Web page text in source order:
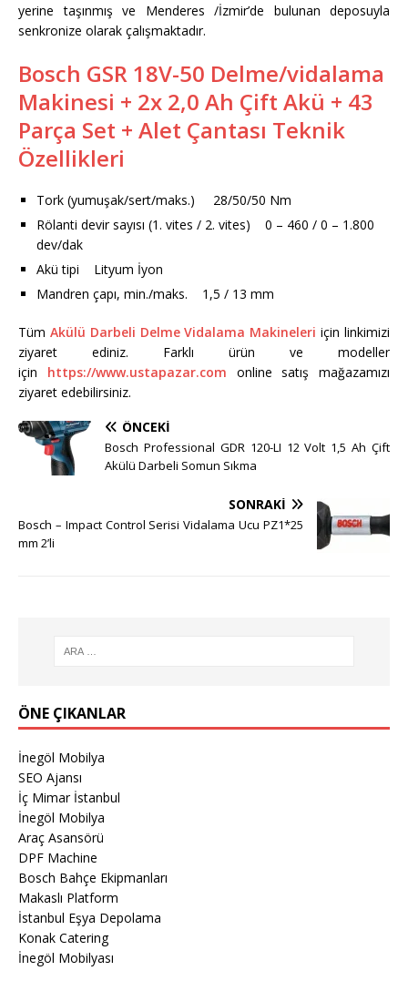
yerine taşınmış ve Menderes /İzmir’de bulunan deposuyla
senkronize olarak çalışmaktadır.
Bosch GSR 18V-50 Delme/vidalama
Makinesi + 2x 2,0 Ah Çift Akü + 43
Parça Set + Alet Çantası Teknik
Özellikleri
Tork (yumuşak/sert/maks.) 28/50/50 Nm
Rölanti devir sayısı (1. vites / 2. vites) 0 – 460 / 0 – 1.800
dev/dak
Akü tipi Lityum İyon
Mandren çapı, min./maks. 1,5 / 13 mm
Tüm Akülü Darbeli Delme Vidalama Makineleri için linkimizi
ziyaret ediniz. Farklı ürün ve modeller
için https://www.ustapazar.com online satış mağazamızı
ziyaret edebilirsiniz.
ÖNCEKI
Bosch Professional GDR 120-LI 12 Volt 1,5 Ah Çift
Akülü Darbeli Somun Sıkma
SONRAKI
Bosch – Impact Control Serisi Vidalama Ucu PZ1*25
mm 2’li
ÖNE ÇIKANLAR
İnegöl Mobilya
SEO Ajansı
İç Mimar İstanbul
İnegöl Mobilya
Araç Asansörü
DPF Machine
Bosch Bahçe Ekipmanları
Makaslı Platform
İstanbul Eşya Depolama
Konak Catering
İnegöl Mobilyası